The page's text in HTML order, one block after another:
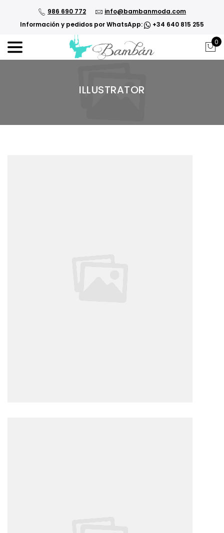
986 690 772
info@bambanmoda.com
Información y pedidos por WhatsApp:
+34 640 815 255
0
ILLUSTRATOR